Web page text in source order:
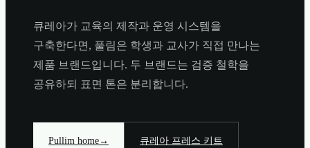
큐레아가 교육의 제작과 운영 시스템을
구축한다면, 풀림은 학생과 교사가 직접 만나는
제품 브랜드입니다. 두 브랜드는 검증 철학을
공유하되 표면 톤은 분리합니다.
Pullim home→ 큐레아 프레스 키트